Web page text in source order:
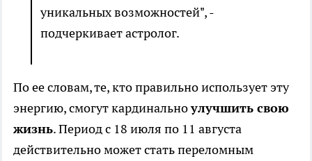
уникальных возможностей", -
подчеркивает астролог.
По ее словам, те, кто правильно использует эту
энергию, смогут кардинальноулучшить свою
жизнь. Период с 18 июля по 11 августа
действительно может стать переломным